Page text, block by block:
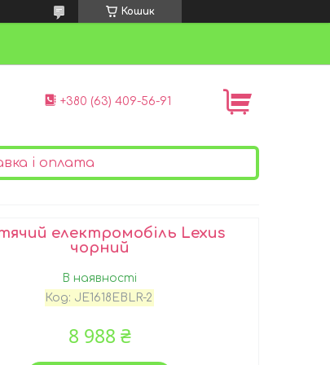
Кошик
+380 (63) 409-56-91
і оплата
електромобіль Lexus
чорний
В наявності
Код: JE1618EBLR-2
8 988 ₴